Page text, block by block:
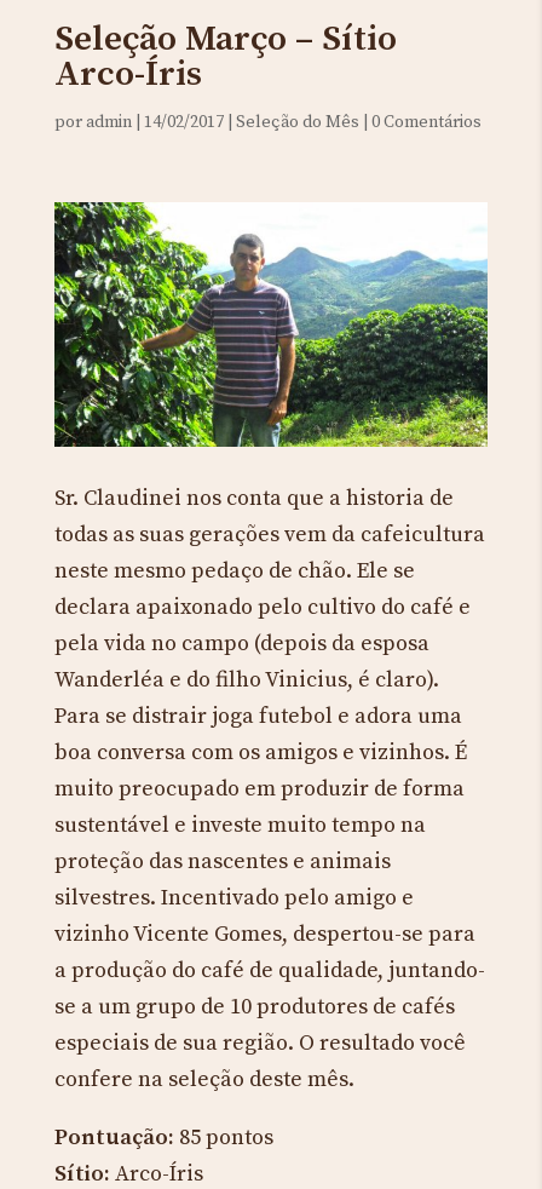
Seleção Março – Sítio
Arco-Íris
poradmin| 14/02/2017| Seleção do Mês 0 Comentários
Sr. Claudinei nos conta que a historia de
todas as suas gerações vem da cafeicultura
neste mesmo pedaço de chão. Ele se
declara apaixonado pelo cultivo do café e
pela vida no campo (depois da esposa
Wanderléa e do filho Vinicius, é claro).
Para se distrair joga futebol e adora uma
boa conversa com os amigos e vizinhos. É
muito preocupado em produzir de forma
sustentável e investe muito tempo na
proteção das nascentes e animais
silvestres. Incentivado pelo amigo e
vizinho Vicente Gomes, despertou-se para
a produção do café de qualidade, juntando-
se a um grupo de 10 produtores de cafés
especiais de sua região. O resultado você
confere na seleção deste mês.
Pontuação: 85 pontos
Sítio: Arco-Íris